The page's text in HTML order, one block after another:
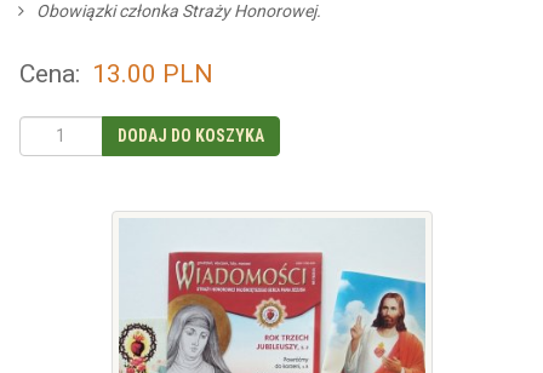
Obowiązki członka Straży Honorowej.
Cena: 13.00 PLN